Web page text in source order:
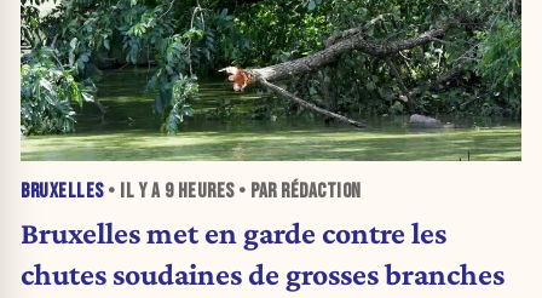
BRUXELLES• IL Y A 9 HEURES• PAR RÉDACTION
Bruxelles met en garde contre les
chutes soudaines de grosses branches